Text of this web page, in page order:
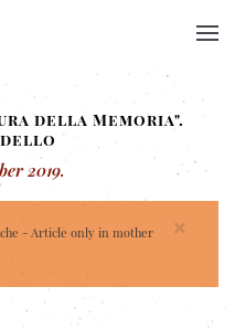
della Memoria".
2019.
×
- Article only in mother